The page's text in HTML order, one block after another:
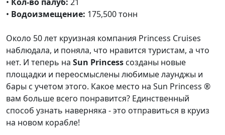
• Кол-во палуб: 21
• Водоизмещение: 175,500 тонн
Около 50 лет круизная компания Princess Cruises
наблюдала, и поняла, что нравится туристам, а что
нет. И теперь на Sun Princess созданы новые
площадки и переосмыслены любимые лаунджы и
бары с учетом этого. Какое место на Sun Princess ®
вам больше всего понравится? Единственный
способ узнать наверняка - это отправиться в круиз
на новом корабле!